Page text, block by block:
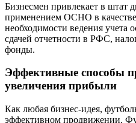
Бизнесмен привлекает в штат
применением ОСНО в
необходимости ведения учета
сдачей отчетности в РФС,
фонды.
Эффективные способы
увеличения прибыли
Как любая бизнес-идея,
эффективном продвижении.